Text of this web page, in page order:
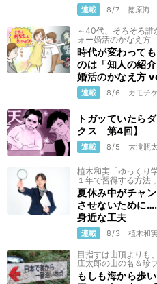
連載 8/7 徳原海
～40代、そろそろ
ォー婚活のかなえ方
時代が変わって
のは「知人の紹
婚活のかなえ方
連載 8/6 カモチ
トガッていたら
クス 第4回】
連載 8/5 大滝瓶
植木和実「ゆっくり
１年で習得する方法 」
夏休み中がチャ
させないために
身近な工夫
連載 8/3 植木和
目指すは山頂よりも
庄太郎の山の名＆珍
もしも海から歩